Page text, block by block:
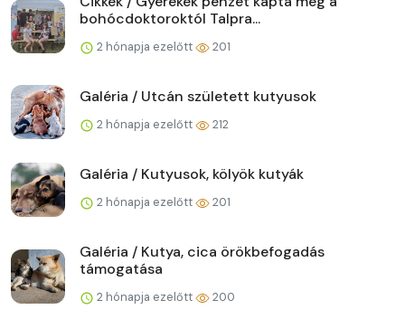
bohócdoktoroktól Talpra...
2 hónapja ezelőtt 201
Galéria / Utcán született kutyusok
2 hónapja ezelőtt 212
Galéria / Kutyusok, kölyök kutyák
2 hónapja ezelőtt 201
Galéria / Kutya, cica örökbefogadás
támogatása
2 hónapja ezelőtt 200